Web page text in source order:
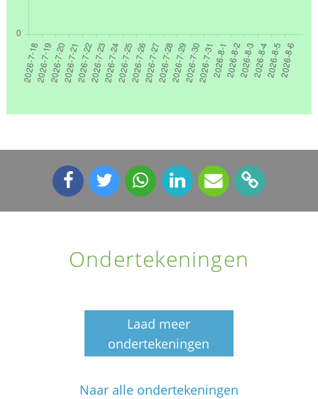
Ondertekeningen
Laad meer
ondertekeningen
Naar alle ondertekeningen